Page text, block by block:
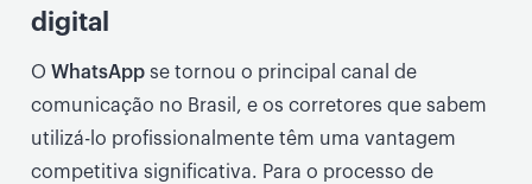
digital
OWhatsApp se tornou o principal canal de
comunicação no Brasil, e os corretores que sabem
utilizá-lo profissionalmente têm uma vantagem
competitiva significativa. Para o processo de